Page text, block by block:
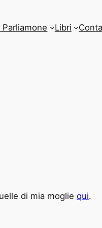
Parliamone Libri
di mia moglie qui.